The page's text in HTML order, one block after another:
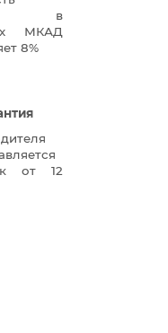
в
МКАД
8%
от 12